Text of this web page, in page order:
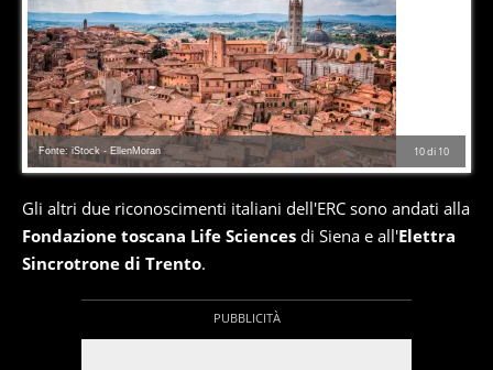
10di 10
Fonte: iStock - EllenMoran
Gli altri due riconoscimenti italiani dell'ERC sono andati alla
Fondazione toscana Life Sciences di Siena e all'Elettra
Sincrotrone di Trento.